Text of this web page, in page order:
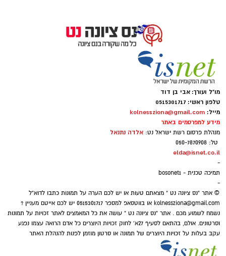
המשכן לאומנויות נס ציונה רשימת סרטים בנס
סרטי הקולנוע בנס ציונה – לפי תאריכים. סרטים
בנס ציונה המשכן לאומנויות ביקורת, המלצות ואל
לאומנויות כל הטריילרים בכתבה שלפניכם
מו"ל ועורך: אבי בן דוד
טלפון ראשי: 0515301717
מייל: kolnessziona@gmail.com
מידע למפרסמים באתר
מנהלת פרסום רשת ישראל נט: אלדה נתנאל
טל: 050-7870908
elda@isnet.co.il
-
תמיכה טכנית - bosonet1
-
© אתר "נס ציונה נט " מצאתם טעות או יש לכם הערה על תמונות כתבו לדוא"ל
kolnessziona@gmail.com
או בווטסאפ למספר 0515301717 יש לכם אייטם מעניין ?
נשמח לשמוע מכם . אתר "נס ציונה נט " עושה את כל המאמצים לאתר זכויות על תמונות
וסרטונים. אולם, בהתאם לסעיף 27א' לחוק זכויות היוצרים כל אדם הרואה עצמו נפגע
עקב בעלות על זכויות היוצרים של תמונה או סרטון מוזמן לפנות להנהלת האתר